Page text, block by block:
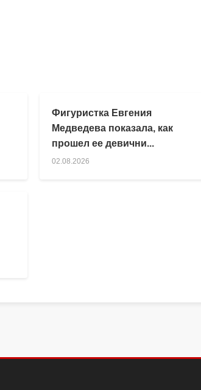
Фигуристка Евгения
Медведева показала, как
прошел ее девични...
02.08.2026